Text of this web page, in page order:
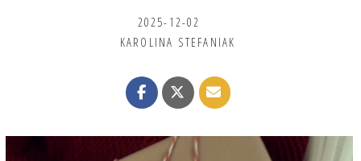
2025-12-02
KAROLINA STEFANIAK